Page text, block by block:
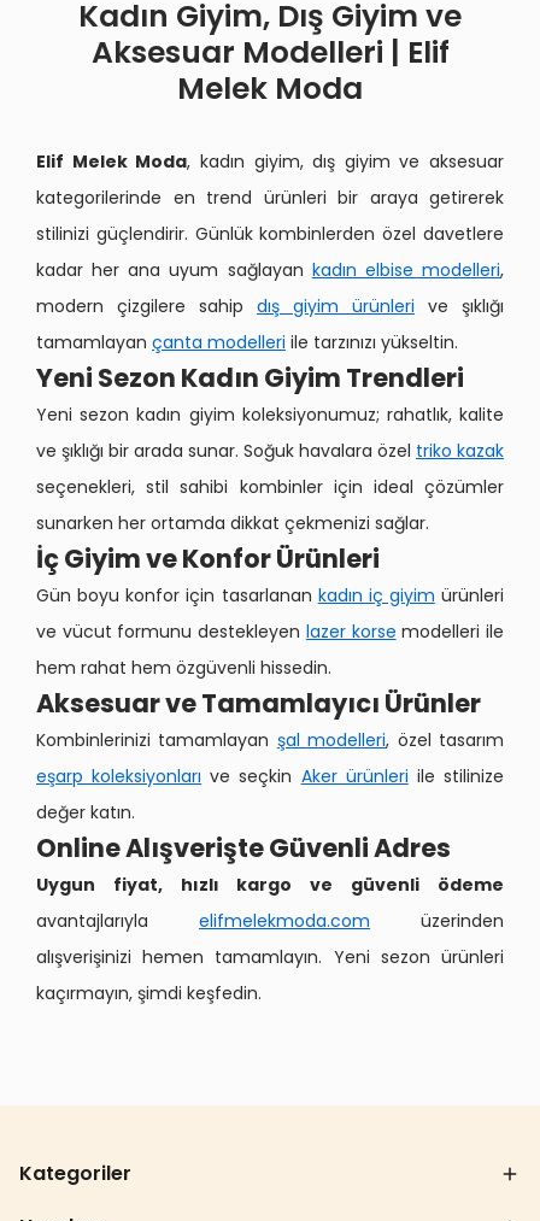
Kadın Giyim, Dış Giyim ve
Aksesuar Modelleri | Elif
Melek Moda
Elif Melek Moda, kadın giyim, dış giyim ve aksesuar
kategorilerinde en trend ürünleri bir araya getirerek
stilinizi güçlendirir. Günlük kombinlerden özel davetlere
kadar her ana uyum sağlayankadın elbise modelleri,
modern çizgilere sahip dış giyim ürünleri ve şıklığı
tamamlayan çanta modelleri ile tarzınızı yükseltin.
Yeni Sezon Kadın Giyim Trendleri
Yeni sezon kadın giyim koleksiyonumuz; rahatlık, kalite
ve şıklığı bir arada sunar. Soğuk havalara özel triko kazak
seçenekleri, stil sahibi kombinler için ideal çözümler
sunarken her ortamda dikkat çekmenizi sağlar.
İç Giyim ve Konfor Ürünleri
Gün boyu konfor için tasarlanankadın iç giyimürünleri
ve vücut formunu destekleyenlazer korsemodelleri ile
hem rahat hem özgüvenli hissedin.
Aksesuar ve Tamamlayıcı Ürünler
Kombinlerinizi tamamlayanşal modelleri, özel tasarım
eşarp koleksiyonlarıve seçkinAker ürünleriile stilinize
değer katın.
Online Alışverişte Güvenli Adres
Uygun fiyat, hızlı kargo ve güvenli ödeme
avantajlarıyla elifmelekmoda.com üzerinden
alışverişinizi hemen tamamlayın. Yeni sezon ürünleri
kaçırmayın, şimdi keşfedin.
Kategoriler